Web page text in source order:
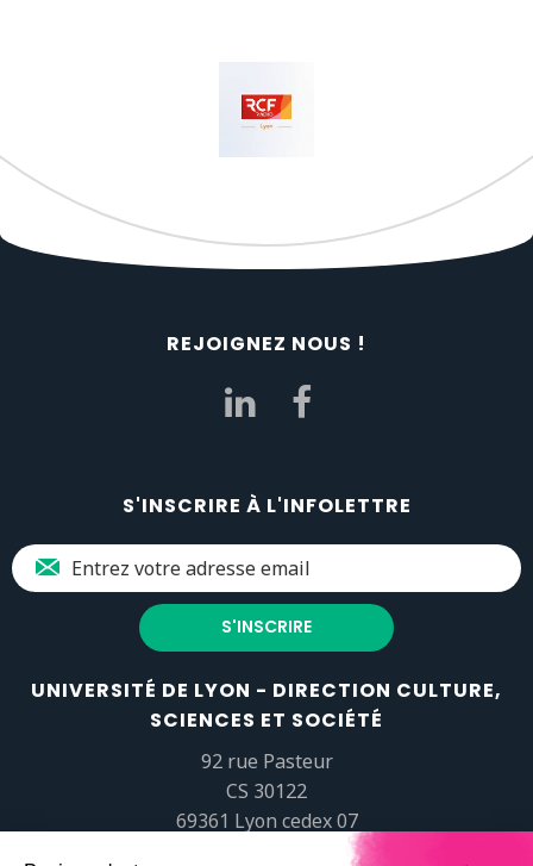
REJOIGNEZ NOUS !
S'INSCRIRE À L'INFOLETTRE
UNIVERSITÉ DE LYON - DIRECTION CULTURE,
SCIENCES ET SOCIÉTÉ
92 rue Pasteur
CS 30122
69361 Lyon cedex 07
popsciences@universite-lyon.fr